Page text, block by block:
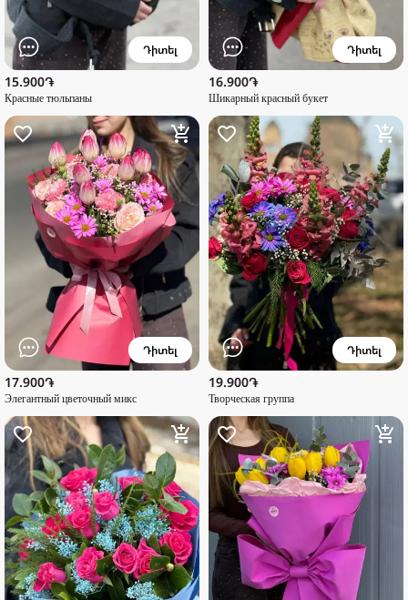
Դիտել
15.900֏
Красные тюльпаны
Դիտել
16.900֏
Шикарный красный букет
Դիտել
17.900֏
Элегантный цветочный микс
Դիտել
19.900֏
Творческая группа